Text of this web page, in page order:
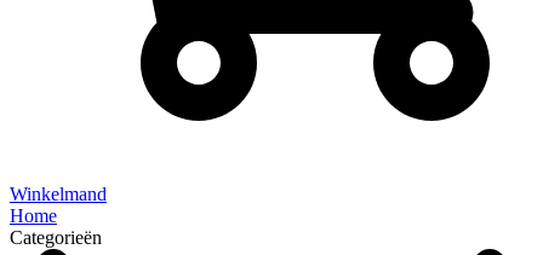
Winkelmand
Home
Categorieën